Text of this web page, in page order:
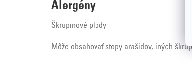
Alergény
Škrupinové plody
Môže obsahovať stopy arašidov, iných